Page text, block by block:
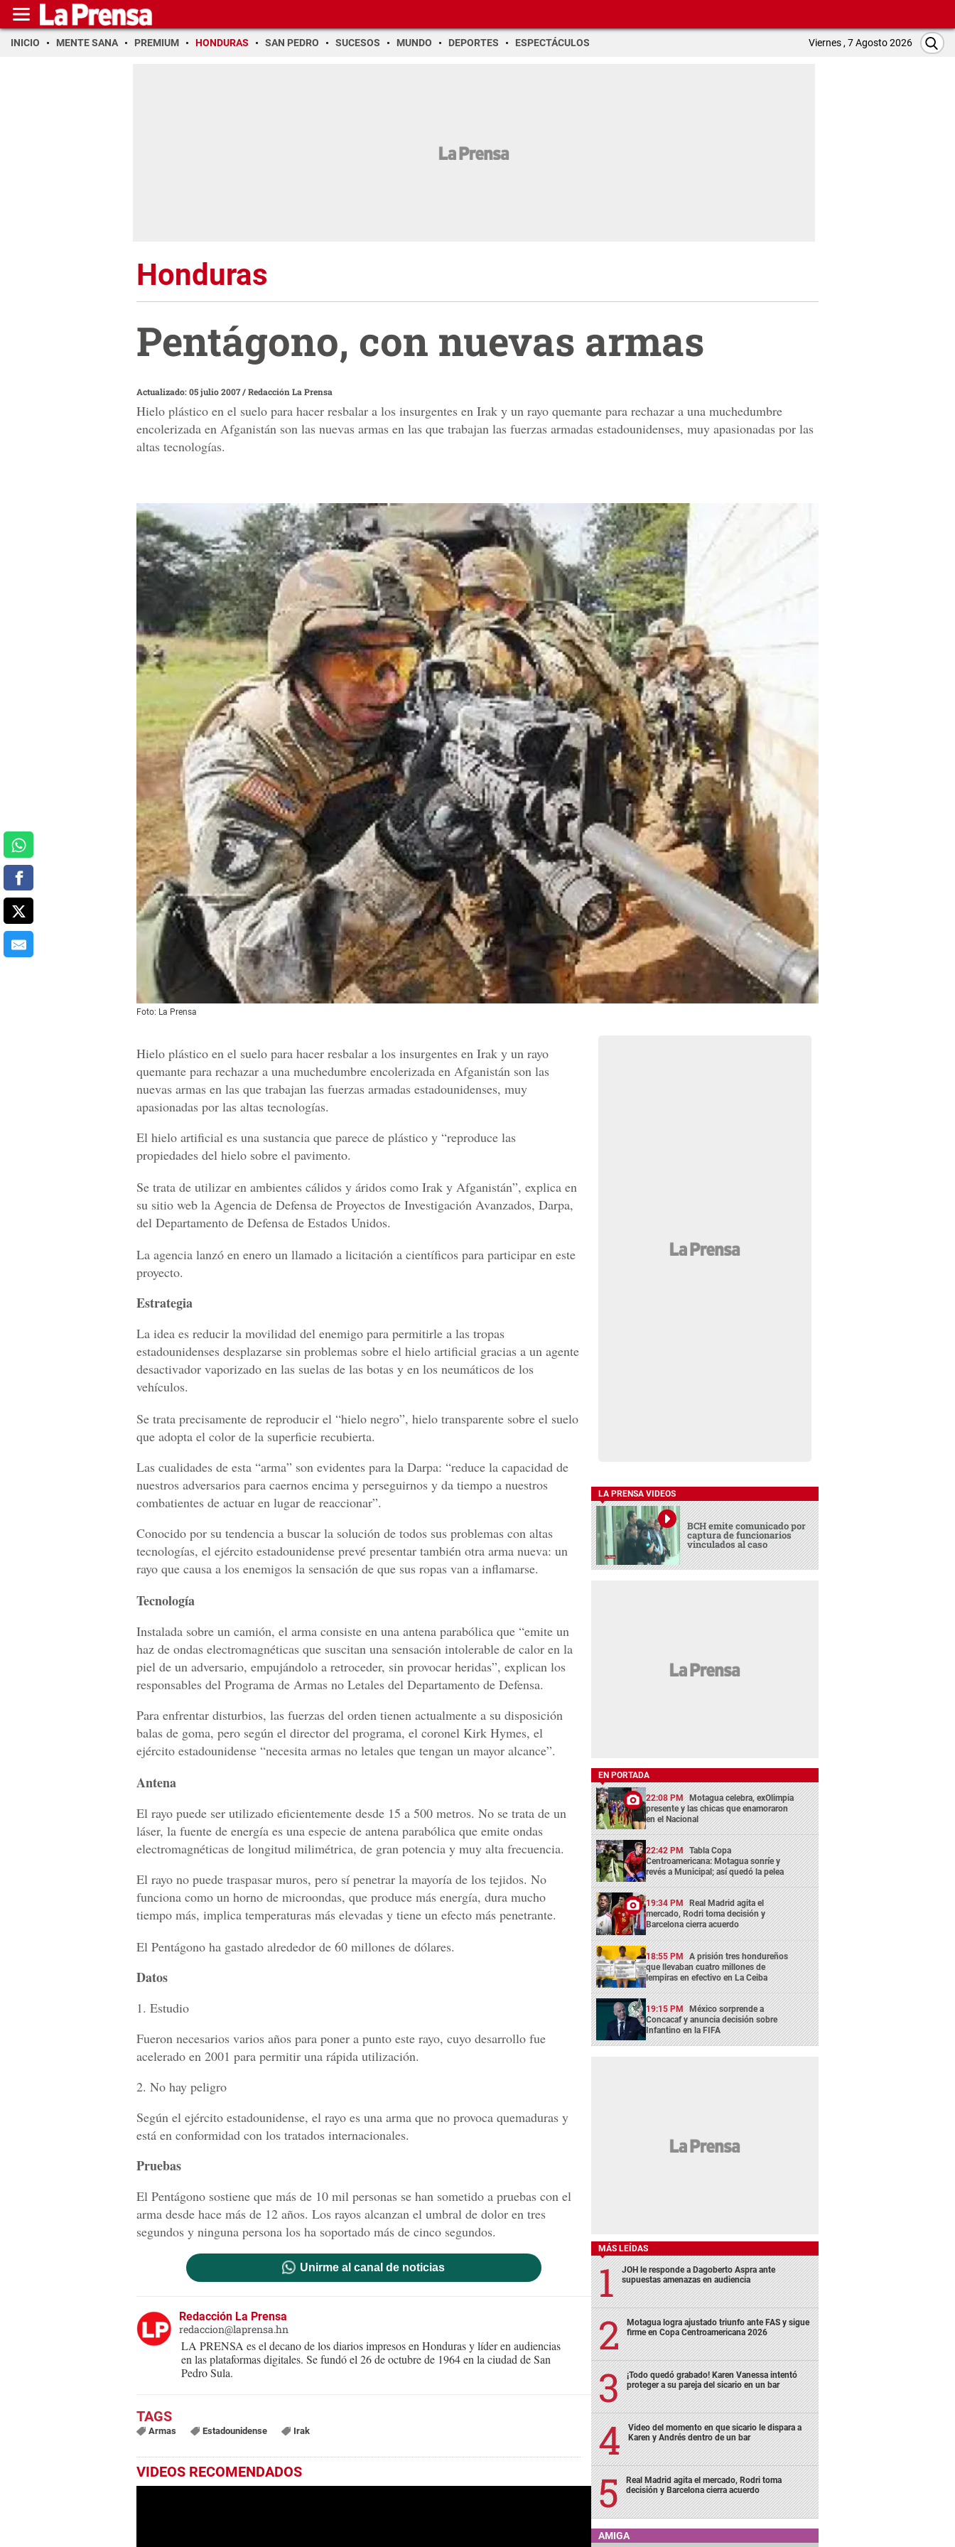
INICIO MENTE SANA PREMIUM HONDURAS SAN PEDRO SUCESOS MUNDO DEPORTES ESPECTÁCULOS Viernes , 7 Agosto 2026
Honduras
Pentágono, con nuevas armas
Actualizado: 05 julio 2007/Redacción La Prensa
Hielo plástico en el suelo para hacer resbalar a los insurgentes en Irak y un rayo quemante para rechazar a una muchedumbre
encolerizada en Afganistán son las nuevas armas en las que trabajan las fuerzas armadas estadounidenses, muy apasionadas por las
altas tecnologías.
Foto: La Prensa
Hielo plástico en el suelo para hacer resbalar a los insurgentes en Irak y un rayo
quemante para rechazar a una muchedumbre encolerizada en Afganistán son las
nuevas armas en las que trabajan las fuerzas armadas estadounidenses, muy
apasionadas por las altas tecnologías.
El hielo artificial es una sustancia que parece de plástico y “reproduce las
propiedades del hielo sobre el pavimento.
Se trata de utilizar en ambientes cálidos y áridos como Irak y Afganistán”, explica en
su sitio web la Agencia de Defensa de Proyectos de Investigación Avanzados, Darpa,
del Departamento de Defensa de Estados Unidos.
La agencia lanzó en enero un llamado a licitación a científicos para participar en este
proyecto.
Estrategia
La idea es reducir la movilidad del enemigo para permitirle a las tropas
estadounidenses desplazarse sin problemas sobre el hielo artificial gracias a un agente
desactivador vaporizado en las suelas de las botas y en los neumáticos de los
vehículos.
Se trata precisamente de reproducir el “hielo negro”, hielo transparente sobre el suelo
que adopta el color de la superficie recubierta.
Las cualidades de esta “arma” son evidentes para la Darpa: “reduce la capacidad de
nuestros adversarios para caernos encima y perseguirnos y da tiempo a nuestros
combatientes de actuar en lugar de reaccionar”.
Conocido por su tendencia a buscar la solución de todos sus problemas con altas
tecnologías, el ejército estadounidense prevé presentar también otra arma nueva: un
rayo que causa a los enemigos la sensación de que sus ropas van a inflamarse.
Tecnología
Instalada sobre un camión, el arma consiste en una antena parabólica que “emite un
haz de ondas electromagnéticas que suscitan una sensación intolerable de calor en la
piel de un adversario, empujándolo a retroceder, sin provocar heridas”, explican los
responsables del Programa de Armas no Letales del Departamento de Defensa.
Para enfrentar disturbios, las fuerzas del orden tienen actualmente a su disposición
balas de goma, pero según el director del programa, el coronel Kirk Hymes, el
ejército estadounidense “necesita armas no letales que tengan un mayor alcance”.
Antena
El rayo puede ser utilizado eficientemente desde 15 a 500 metros. No se trata de un
láser, la fuente de energía es una especie de antena parabólica que emite ondas
electromagnéticas de longitud milimétrica, de gran potencia y muy alta frecuencia.
El rayo no puede traspasar muros, pero sí penetrar la mayoría de los tejidos. No
funciona como un horno de microondas, que produce más energía, dura mucho
tiempo más, implica temperaturas más elevadas y tiene un efecto más penetrante.
El Pentágono ha gastado alrededor de 60 millones de dólares.
Datos
1. Estudio
Fueron necesarios varios años para poner a punto este rayo, cuyo desarrollo fue
acelerado en 2001 para permitir una rápida utilización.
2. No hay peligro
Según el ejército estadounidense, el rayo es una arma que no provoca quemaduras y
está en conformidad con los tratados internacionales.
Pruebas
El Pentágono sostiene que más de 10 mil personas se han sometido a pruebas con el
arma desde hace más de 12 años. Los rayos alcanzan el umbral de dolor en tres
segundos y ninguna persona los ha soportado más de cinco segundos.
Unirme al canal de noticias
Redacción La Prensa
redaccion@laprensa.hn
LA PRENSA es el decano de los diarios impresos en Honduras y líder en audiencias
en las plataformas digitales. Se fundó el 26 de octubre de 1964 en la ciudad de San
Pedro Sula.
Armas Estadounidense Irak
VIDEOS RECOMENDADOS
LA PRENSA VIDEOS
BCH emite comunicado por
captura de funcionarios
vinculados al caso
EN PORTADA
22:08 PM Motagua celebra, exOlimpia
presente y las chicas que enamoraron
en el Nacional
22:42 PM Tabla Copa
Centroamericana: Motagua sonríe y
revés a Municipal; así quedó la pelea
19:34 PM Real Madrid agita el
mercado, Rodri toma decisión y
Barcelona cierra acuerdo
18:55 PM A prisión tres hondureños
que llevaban cuatro millones de
lempiras en efectivo en La Ceiba
19:15 PM México sorprende a
Concacaf y anuncia decisión sobre
Infantino en la FIFA
MÁS LEÍDAS
JOH le responde a Dagoberto Aspra ante
supuestas amenazas en audiencia
Motagua logra ajustado triunfo ante FAS y sigue
firme en Copa Centroamericana 2026
¡Todo quedó grabado! Karen Vanessa intentó
proteger a su pareja del sicario en un bar
Video del momento en que sicario le dispara a
Karen y Andrés dentro de un bar
Real Madrid agita el mercado, Rodri toma
decisión y Barcelona cierra acuerdo
AMIGA